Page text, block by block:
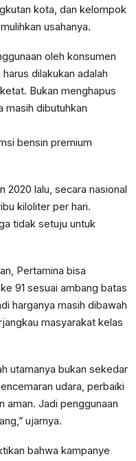
kota, dan kelompok
usahanya.
oleh konsumen
dilakukan adalah
Bukan menghapus
masih dibutuhkan
bensin premium
2020 lalu, secara nasional
kiloliter per hari.
tidak setuju untuk
Pertamina bisa
91 sesuai ambang batas
harganya masih dibawah
masyarakat kelas
utamanya bukan sekedar
udara, perbaiki
aman. Jadi penggunaan
ujarnya.
bahwa kampanye